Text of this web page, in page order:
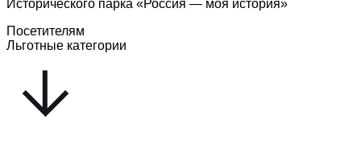
Исторического парка «Россия — моя история»
Посетителям
Льготные категории